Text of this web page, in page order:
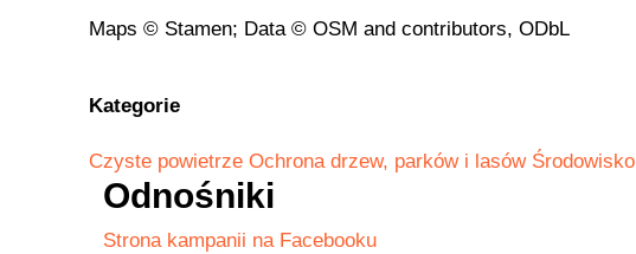
Maps © Stamen; Data © OSM and contributors, ODbL
Kategorie
Czyste powietrze Ochrona drzew, parków i lasów Środowisko
Odnośniki
Strona kampanii na Facebooku